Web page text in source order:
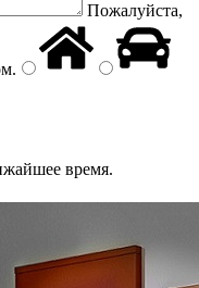
Пожалуйста,
.
время.